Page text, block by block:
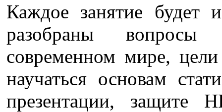
Каждое занятие будет
разобраны
современном мире,
научаться основам
презентации, защите